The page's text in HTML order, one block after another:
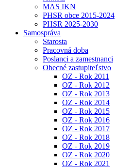
MAS IKN
PHSR obce 2015-2024
PHSR 2025-2030
Samospráva
Starosta
Pracovná doba
Poslanci a zamestnanci
Obecné zastupiteľstvo
OZ - Rok 2011
OZ - Rok 2012
OZ - Rok 2013
OZ - Rok 2014
OZ - Rok 2015
OZ - Rok 2016
OZ - Rok 2017
OZ - Rok 2018
OZ - Rok 2019
OZ - Rok 2020
OZ - Rok 2021